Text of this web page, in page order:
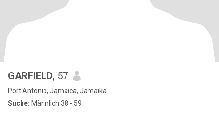
GARFIELD, 57
Port Antonio, Jamaica, Jamaika
Suche: Männlich 38 - 59